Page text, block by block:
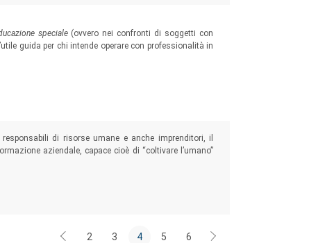
speciale(ovvero nei confronti di soggetti con
guida per chi intende operare con professionalità in
di risorse umane e anche imprenditori, il
aziendale, capace cioè di “coltivare l’umano”
2 3 4 5 6